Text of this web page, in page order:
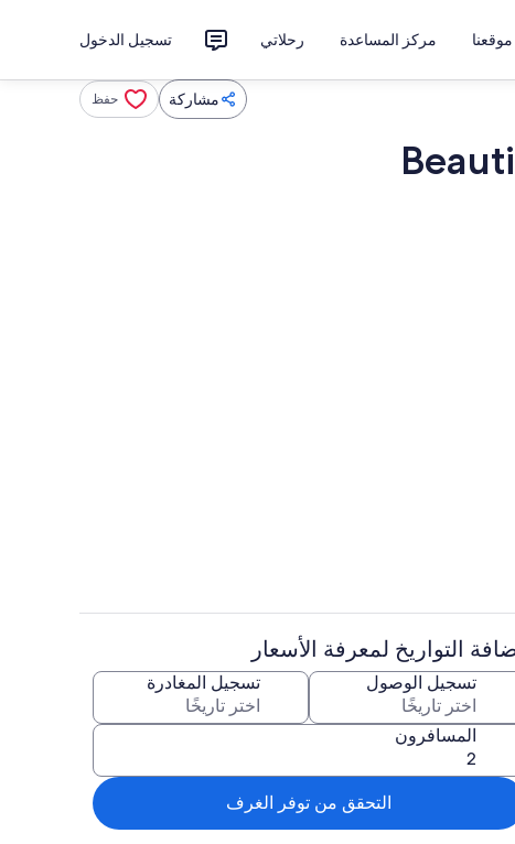
مركز المساعدة رحلاتي تسجيل الدخول
مشاركة حفظ
التواريخ لمعرفة الأسعار
تسجيل الوصول تسجيل المغادرة
المسافرون
التحقق من توفر الغرف